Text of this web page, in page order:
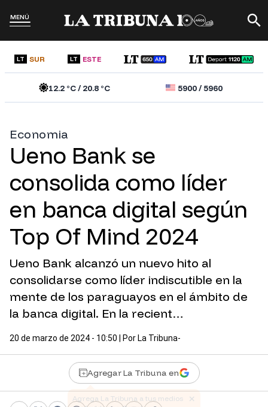
MENÚ
LT SUR LT ESTE
12.2°C /20.8°C 5900/5960
Economia
Ueno Bank se
consolida como líder
en banca digital según
Top Of Mind 2024
Ueno Bank alcanzó un nuevo hito al
consolidarse como líder indiscutible en la
mente de los paraguayos en el ámbito de
la banca digital. En la recient…
20 de marzo de 2024 - 10:50 | Por La Tribuna-
Agregar La Tribuna en